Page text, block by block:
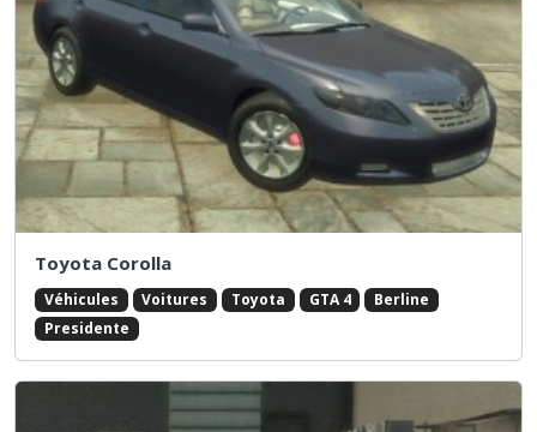
Toyota Corolla
Véhicules Voitures Toyota GTA 4
Berline
Presidente